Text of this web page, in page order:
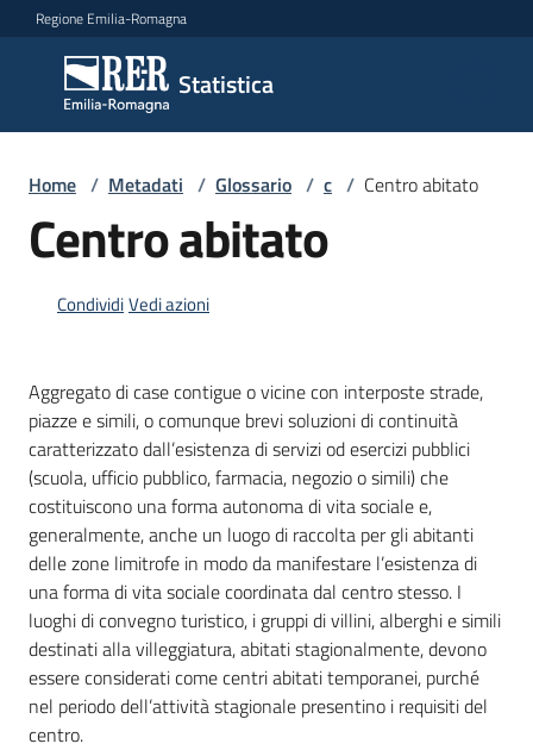
Vai al contenuto
Vai alla navigazione
Vai al footer
Regione Emilia-Romagna
Statistica
Statistica
Novità
e
analisi
Statistiche
per
temi
Metadati
Home / Metadati / Glossario / c / Centro abitato
Centro abitato
CondividiVedi azioni
Aggregato di case contigue o vicine con interposte strade,
piazze e simili, o comunque brevi soluzioni di continuità
caratterizzato dall’esistenza di servizi od esercizi pubblici
(scuola, ufficio pubblico, farmacia, negozio o simili) che
costituiscono una forma autonoma di vita sociale e,
generalmente, anche un luogo di raccolta per gli abitanti
delle zone limitrofe in modo da manifestare l’esistenza di
una forma di vita sociale coordinata dal centro stesso. I
luoghi di convegno turistico, i gruppi di villini, alberghi e simili
destinati alla villeggiatura, abitati stagionalmente, devono
essere considerati come centri abitati temporanei, purché
nel periodo dell’attività stagionale presentino i requisiti del
centro.